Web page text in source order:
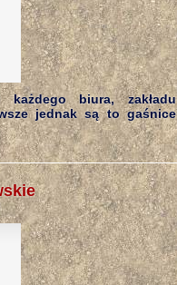
każdego biura, zakładu
jednak są to gaśnice